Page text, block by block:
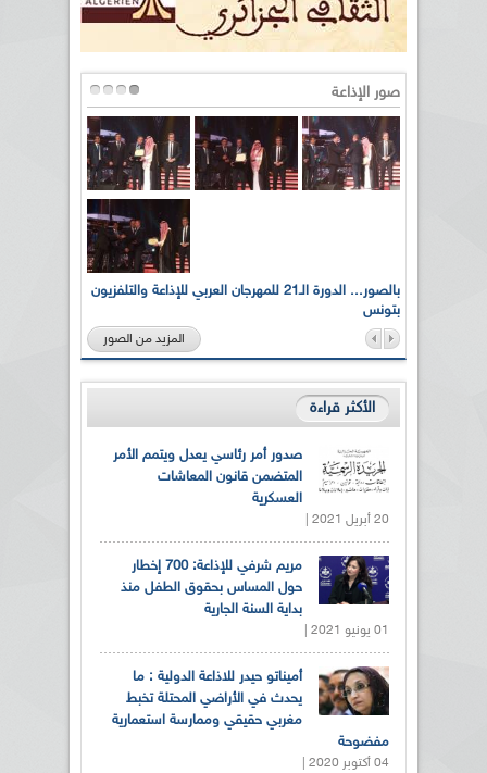
صور الإذاعة
بالصور... الدورة الـ21 للمهرجان العربي للإذاعة والتلفزيون
بتونس
المزيد من الصور
الأكثر قراءة
صدور أمر رئاسي يعدل ويتمم الأمر
المتضمن قانون المعاشات
العسكرية
20 أبريل 2021 |
مريم شرفي للإذاعة: 700 إخطار
حول المساس بحقوق الطفل منذ
بداية السنة الجارية
01 يونيو 2021 |
أميناتو حيدر للاذاعة الدولية : ما
يحدث في الأراضي المحتلة تخبط
مغربي حقيقي وممارسة استعمارية
مفضوحة
04 أكتوبر 2020 |